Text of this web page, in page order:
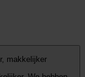
makkelijker